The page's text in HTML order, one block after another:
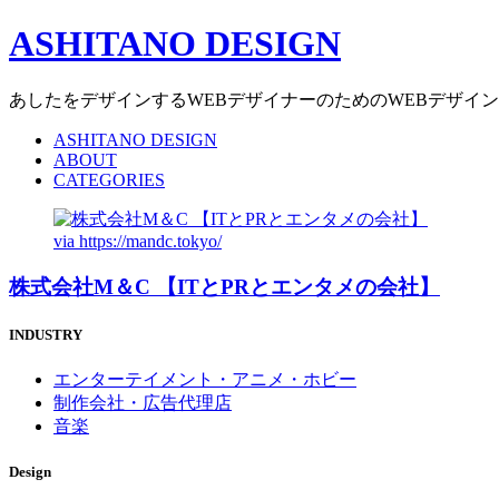
ASHITANO DESIGN
あしたをデザインするWEBデザイナーのためのWEBデザイ
ASHITANO DESIGN
ABOUT
CATEGORIES
via https://mandc.tokyo/
株式会社M＆C 【ITとPRとエンタメの会社】
INDUSTRY
エンターテイメント・アニメ・ホビー
制作会社・広告代理店
音楽
Design